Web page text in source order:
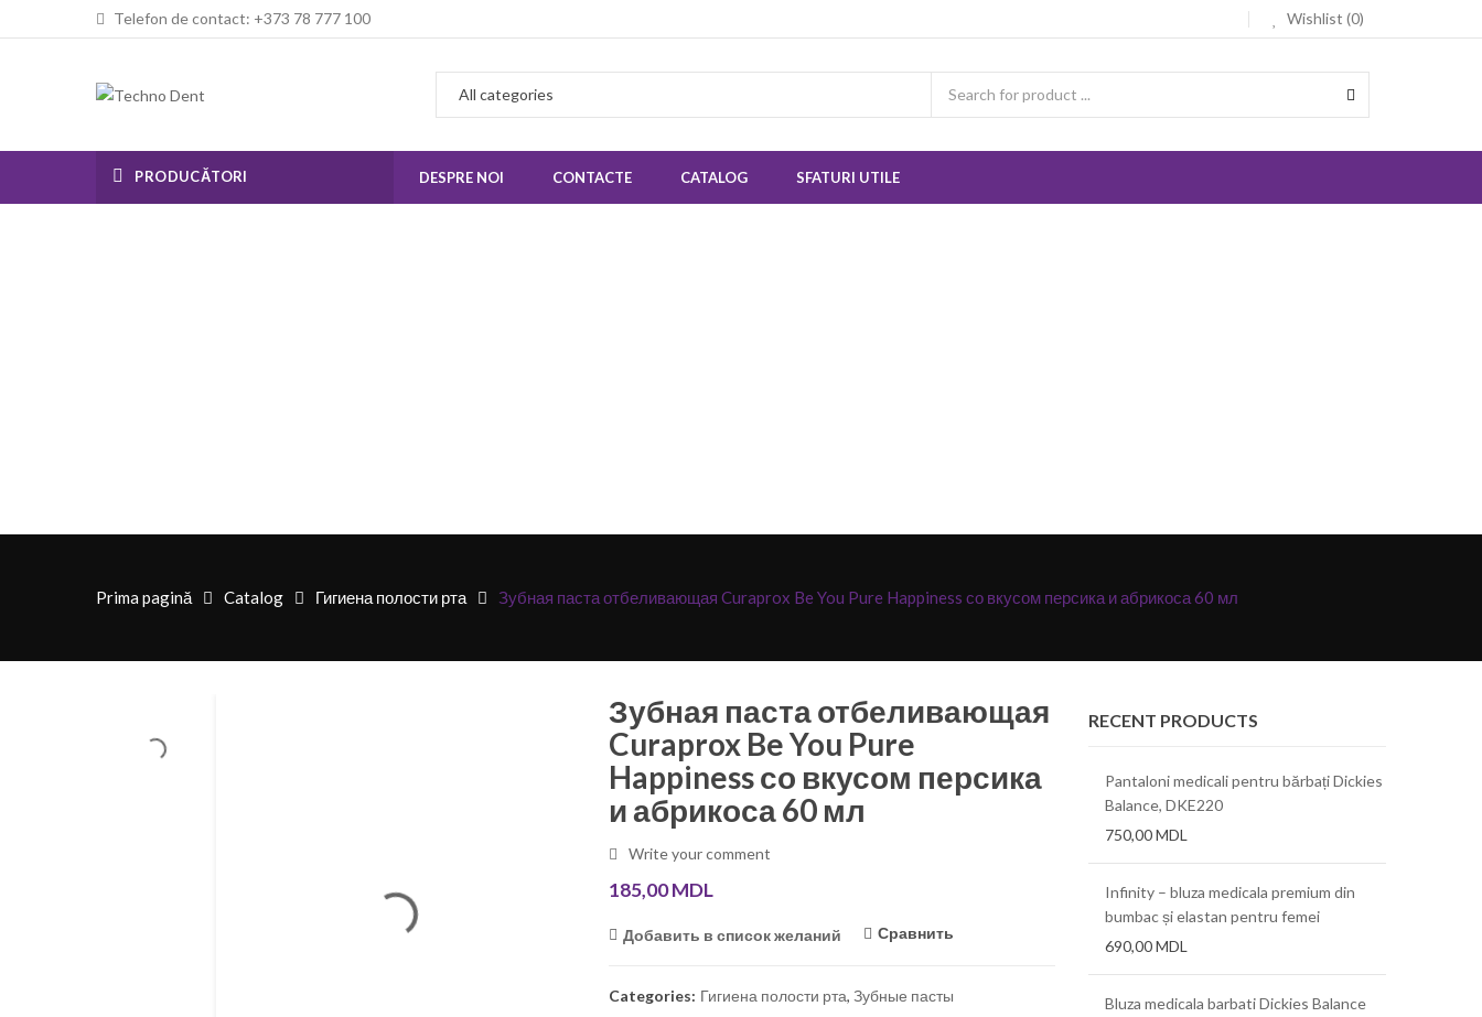
Telefon de contact: +373 78 777 100 Wishlist (0)
PRODUCĂTORI DESPRE NOI CONTACTE CATALOG SFATURI UTILE
Prima pagină Catalog Гигиена полости рта Зубная паста отбеливающая Curaprox Be You Pure Happiness со вкусом персика и абрикоса 60 мл
Зубная паста отбеливающая
Curaprox Be You Pure
Happiness со вкусом персика
и абрикоса 60 мл
Write your comment
185,00MDL
Добавить в список желаний Сравнить
Categories: Гигиена полости рта, Зубные пасты
RECENT PRODUCTS
Pantaloni medicali pentru bărbați Dickies
Balance, DKE220
750,00MDL
Infinity – bluza medicala premium din
bumbac și elastan pentru femei
690,00MDL
Bluza medicala barbati Dickies Balance